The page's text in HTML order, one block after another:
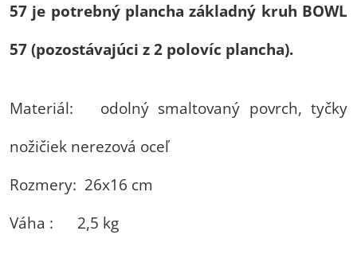
57 je potrebný plancha základný kruh BOWL
57 (pozostávajúci z 2 polovíc plancha).
Materiál: odolný smaltovaný povrch, tyčky
nožičiek nerezová oceľ
Rozmery: 26x16 cm
Váha : 2,5 kg